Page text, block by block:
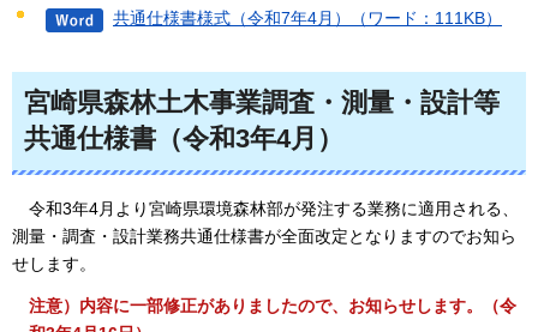
共通仕様書様式（令和7年4月）（ワード：111KB）
宮崎県森林土木事業調査・測量・設計等
共通仕様書（令和3年4月）
令和3年4月より宮崎県環境森林部が発注する業務に適用される、
測量・調査・設計業務共通仕様書が全面改定となりますのでお知ら
せします。
注意）内容に一部修正がありましたので、お知らせします。（令